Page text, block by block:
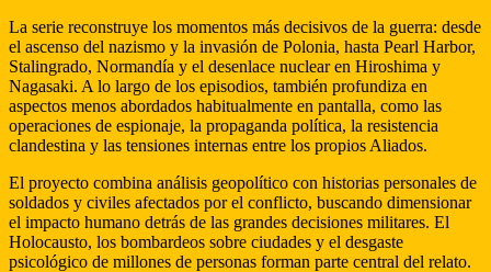
La serie reconstruye los momentos más decisivos de la guerra: desde
el ascenso del nazismo y la invasión de Polonia, hasta Pearl Harbor,
Stalingrado, Normandía y el desenlace nuclear en Hiroshima y
Nagasaki. A lo largo de los episodios, también profundiza en
aspectos menos abordados habitualmente en pantalla, como las
operaciones de espionaje, la propaganda política, la resistencia
clandestina y las tensiones internas entre los propios Aliados.
El proyecto combina análisis geopolítico con historias personales de
soldados y civiles afectados por el conflicto, buscando dimensionar
el impacto humano detrás de las grandes decisiones militares. El
Holocausto, los bombardeos sobre ciudades y el desgaste
psicológico de millones de personas forman parte central del relato.